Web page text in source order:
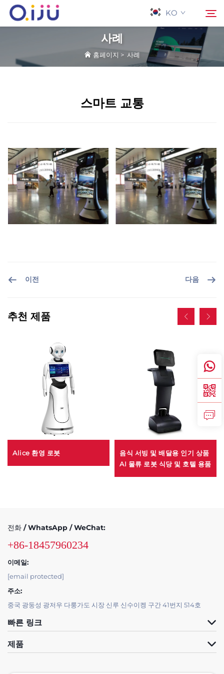
KO
홈페이지
응용 프로그램
사례
뉴스
문의하기
사례
홈페이지 > 사례
스마트 교통
이전 다음
추천 제품
Alice 환영 로봇
음식 서빙 및 배달용 인기 상품
AI 물류 로봇 식당 및 호텔 용품
전화 / WhatsApp / WeChat:
+86-18457960234
이메일:
[email protected]
주소:
중국 광둥성 광저우 다룽가도 시장 신루 신수이켕 구간 41번지 514호
빠른 링크
제품